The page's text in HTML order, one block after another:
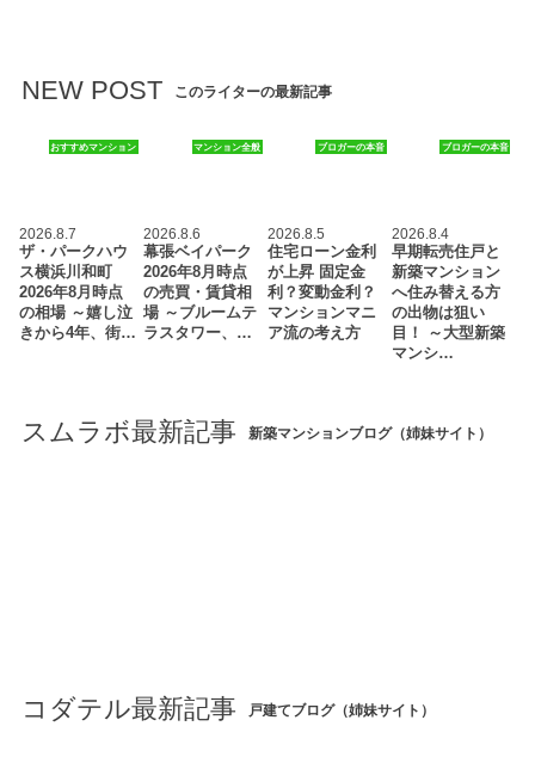
NEW POST このライターの最新記事
おすすめマンション
2026.8.7
ザ・パークハウ
ス横浜川和町
2026年8月時点
の相場 ～嬉し泣
きから4年、街…
マンション全般
2026.8.6
幕張ベイパーク
2026年8月時点
の売買・賃貸相
場 ～ブルームテ
ラスタワー、…
ブロガーの本音
2026.8.5
住宅ローン金利
が上昇 固定金
利？変動金利？
マンションマニ
ア流の考え方
ブロガーの本音
2026.8.4
早期転売住戸と
新築マンション
へ住み替える方
の出物は狙い
目！ ～大型新築
マンシ…
スムラボ最新記事 新築マンションブログ（姉妹サイト）
コダテル最新記事 戸建てブログ（姉妹サイト）